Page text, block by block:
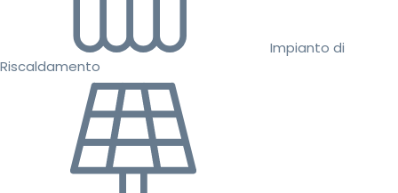
Impianto di
Riscaldamento